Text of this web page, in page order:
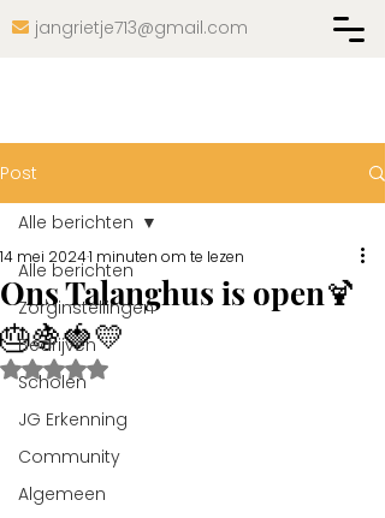
 jangrietje713@gmail.com
Post
Alle berichten
Zorginstellingen
Bedrijven
Scholen
JG Erkenning
Community
Algemeen
Alle berichten
Ons Talanghus is open🍹
🎂🍇🍓💛
14 mei 20241 minuten om te lezen
Beoordeeld met NaN uit 5 sterren.